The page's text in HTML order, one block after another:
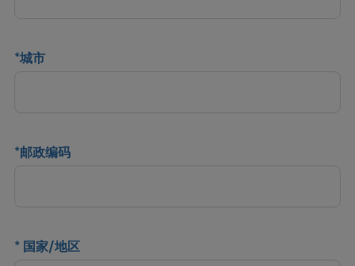
*城市
*邮政编码
* 国家/地区